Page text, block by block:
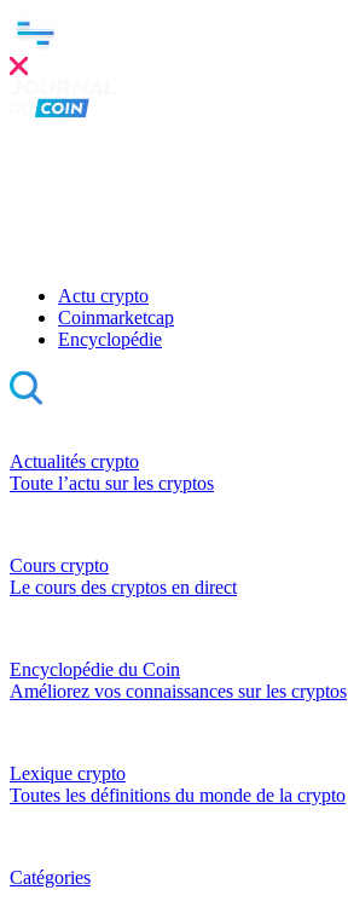
Actu crypto
Coinmarketcap
Encyclopédie
Actualités crypto
Toute l’actu sur les cryptos
Cours crypto
Le cours des cryptos en direct
Encyclopédie du Coin
Améliorez vos connaissances sur les cryptos
Lexique crypto
Toutes les définitions du monde de la crypto
Catégories